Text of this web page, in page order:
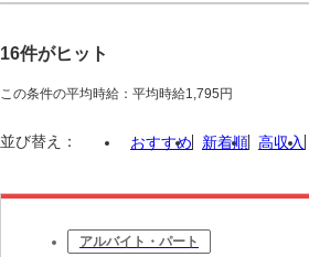
16件がヒット
この条件の平均時給：平均時給1,795円
並び替え： おすすめ 新着順 高収入
アルバイト・パート